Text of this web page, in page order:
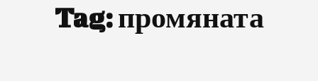
Tag:промяната